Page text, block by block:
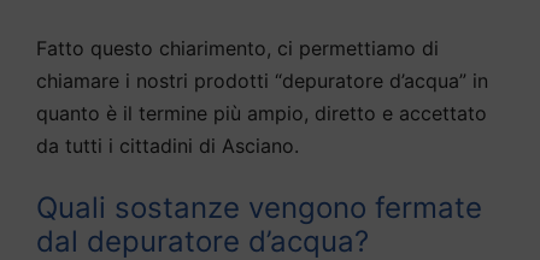
Fatto questo chiarimento, ci permettiamo di
chiamare i nostri prodotti “depuratore d’acqua” in
quanto è il termine più ampio, diretto e accettato
da tutti i cittadini di Asciano.
Quali sostanze vengono fermate
dal depuratore d’acqua?